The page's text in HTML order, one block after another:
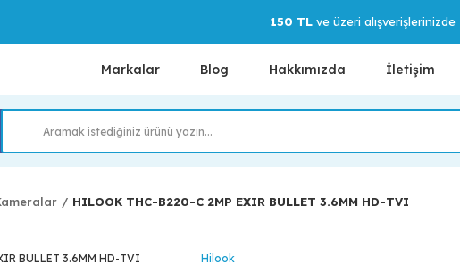
150 TLve üzeri alışverişlerinizde
Markalar Blog Hakkımızda İletişim
HILOOK THC-B220-C 2MP EXIR BULLET 3.6MM HD-TVI
Hilook